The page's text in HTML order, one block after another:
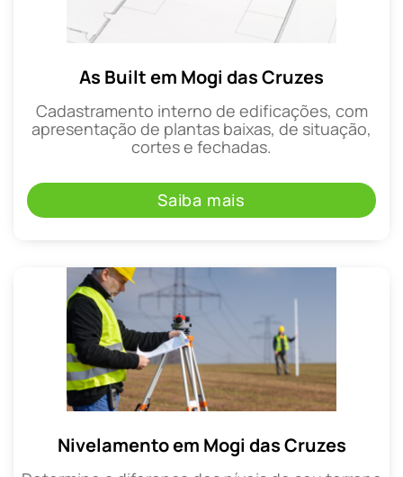
As Built em Mogi das Cruzes
Cadastramento interno de edificações, com
apresentação de plantas baixas, de situação,
cortes e fechadas.
Saiba mais
Nivelamento em Mogi das Cruzes